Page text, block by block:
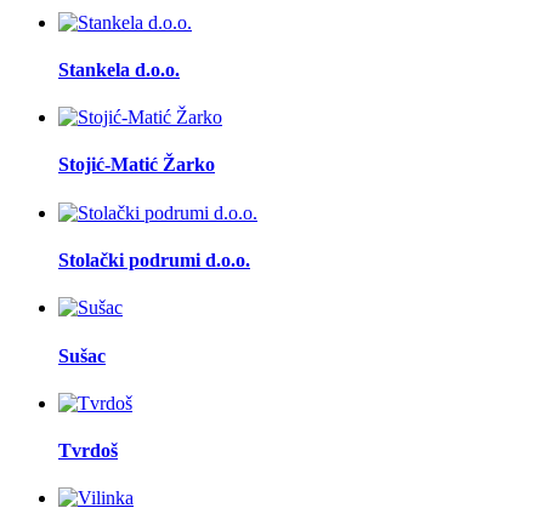
Stankela d.o.o.
Stojić-Matić Žarko
Stolački podrumi d.o.o.
Sušac
Tvrdoš